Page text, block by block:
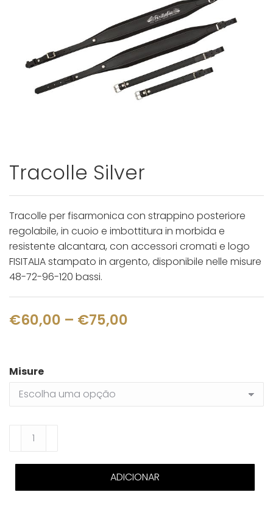
Tracolle Silver
€60,00 – €75,00
through
€75,00
Tracolle per fisarmonica con strappino posteriore
regolabile, in cuoio e imbottitura in morbida e
resistente alcantara, con accessori cromati e logo
FISITALIA stampato in argento, disponibile nelle misure
48-72-96-120 bassi.
Misure
Quantidade
Tracolle
ADICIONAR